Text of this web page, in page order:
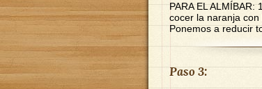
PARA EL
cocer la naranja con
Ponemos a reducir
Paso 3: